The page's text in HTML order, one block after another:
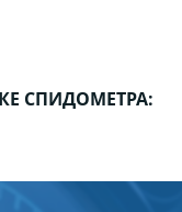
СПИДОМЕТРА: